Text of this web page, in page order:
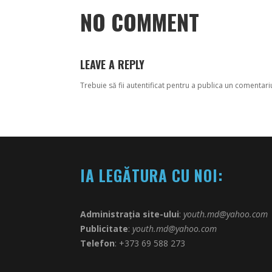
NO COMMENT
LEAVE A REPLY
Trebuie să fii autentificat pentru a publica un
IA LEGĂTURA CU NOI:
Administrația site-ului: youth.md@yahoo.com
Publicitate: youth.md@yahoo.com
Telefon: +373 69 588 273